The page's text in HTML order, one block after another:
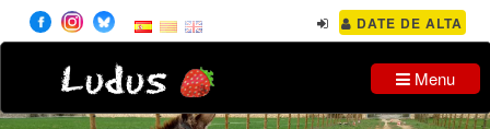
DATE DE ALTA
Ludus Menu